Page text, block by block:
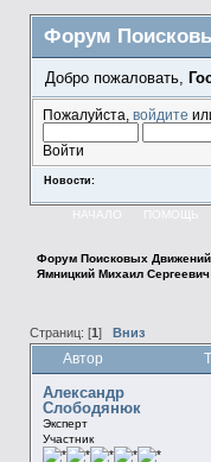
Форум
Добро пожаловать,
Пожалуйста, войдите
Войти
Новости:
НАЧАЛО ПОМОЩЬ
Форум Поисковых Движений
Ямницкий Михаил
Страниц: [1 ] Вниз
Автор
Александр
Слободянюк
Эксперт
Участник